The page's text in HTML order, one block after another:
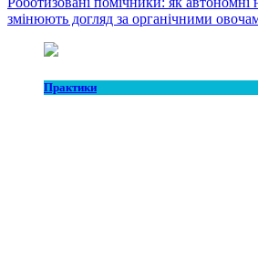
змінюють догляд за органічними
Практики